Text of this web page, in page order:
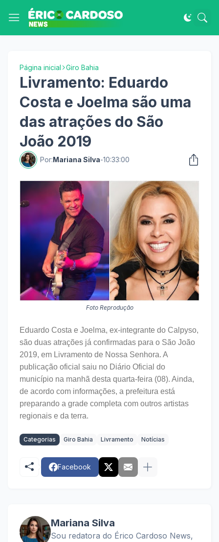
Página inicial Giro Bahia
Livramento: Eduardo
Costa e Joelma são uma
das atrações do São
João 2019
Por:Mariana Silva-10:33:00
Foto Reprodução
Eduardo Costa e Joelma, ex-integrante do Calpyso,
são duas atrações já confirmadas para o São João
2019, em Livramento de Nossa Senhora. A
publicação oficial saiu no Diário Oficial do
município na manhã desta quarta-feira (08). Ainda,
de acordo com informações, a prefeitura está
preparando a grade completa com outros artistas
regionais e da terra.
Categorias Giro Bahia Livramento Notícias
Facebook
Mariana Silva
Sou redatora do Érico Cardoso News,